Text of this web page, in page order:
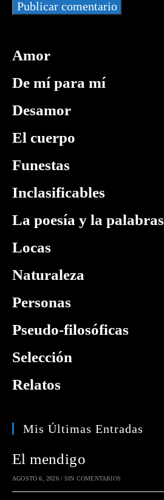
Amor
De mí para mí
Desamor
El cuerpo
Funestas
Inclasificables
La poesía y la palabras
Locas
Naturaleza
Personas
Pseudo-filosóficas
Selección
Relatos
Mis Últimas Entradas
El mendigo
AGOSTO 6, 2026 / SIN COMENTARIOS